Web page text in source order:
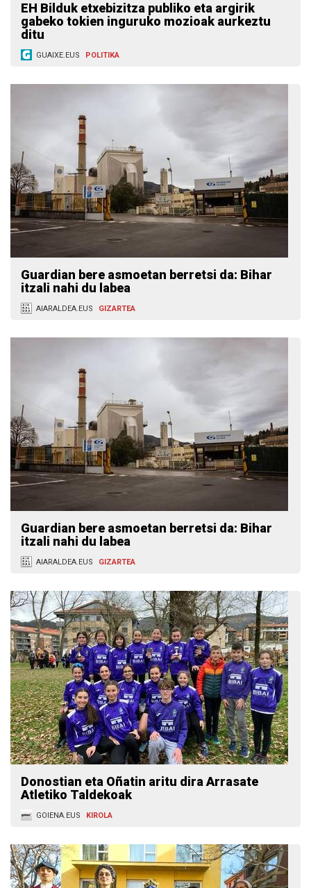
EH Bilduk etxebizitza publiko eta argirik
gabeko tokien inguruko mozioak aurkeztu
ditu
GUAIXE.EUS POLITIKA
Guardian bere asmoetan berretsi da: Bihar
itzali nahi du labea
AIARALDEA.EUS GIZARTEA
Guardian bere asmoetan berretsi da: Bihar
itzali nahi du labea
AIARALDEA.EUS GIZARTEA
Donostian eta Oñatin aritu dira Arrasate
Atletiko Taldekoak
GOIENA.EUS KIROLA